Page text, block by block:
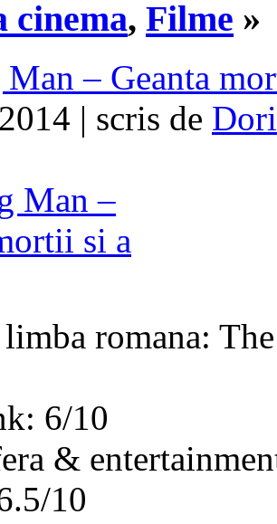
cinema, Filme »
Man – Geanta
| scris de
romana:
6/10
&
10